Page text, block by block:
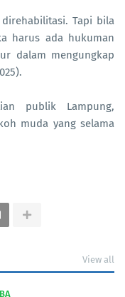
Tapi bila
harus ada hukuman
dalam mengungkap
publik Lampung,
muda yang selama
View all